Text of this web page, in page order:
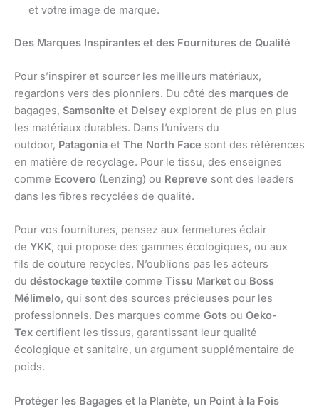
et votre image de marque.
Des Marques Inspirantes et des Fournitures de Qualité
Pour s’inspirer et sourcer les meilleurs matériaux,
regardons vers des pionniers. Du côté des marques de
bagages, Samsonite et Delsey explorent de plus en plus
les matériaux durables. Dans l’univers du
outdoor, Patagonia et The North Face sont des références
en matière de recyclage. Pour le tissu, des enseignes
comme Ecovero (Lenzing) ou Repreve sont des leaders
dans les fibres recyclées de qualité.
Pour vos fournitures, pensez aux fermetures éclair
de YKK, qui propose des gammes écologiques, ou aux
fils de couture recyclés. N’oublions pas les acteurs
du déstockage textile comme Tissu Market ou Boss
Mélimelo, qui sont des sources précieuses pour les
professionnels. Des marques comme Gots ou Oeko-
Tex certifient les tissus, garantissant leur qualité
écologique et sanitaire, un argument supplémentaire de
poids.
Protéger les Bagages et la Planète, un Point à la Fois